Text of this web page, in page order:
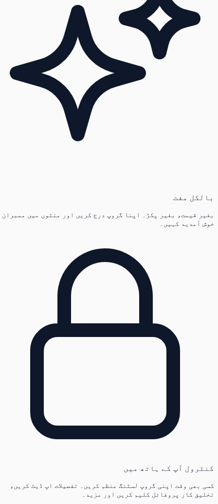
بالکل مفت
بغیر قیمت، بغیر پکڑ۔ اپنا گروپ درج کریں اور منٹوں میں ممبران
خوش آمدید کہیں۔
کنٹرول آپ کے ہاتھ میں
کسی بھی وقت اپنی گروپ لسٹنگ منظم کریں۔ تفصیلات اپ ڈیٹ کریں،
تخلیق کار پروفائل کلیم کریں اور مزید۔